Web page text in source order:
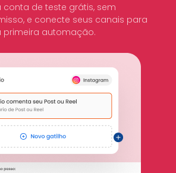
conta de teste grátis, sem
e conecte seus canais para
primeira automação.